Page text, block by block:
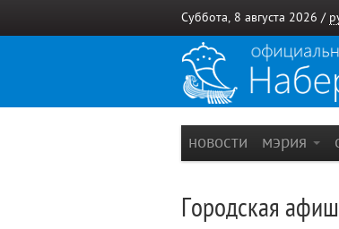
Суббота, 8 августа 2026 /
новости мэрия
Городская